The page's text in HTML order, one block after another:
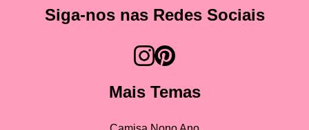
Siga-nos nas Redes Sociais
Mais Temas